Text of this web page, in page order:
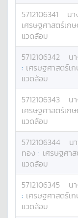
5712106341 นา
เศรษฐศาสตร์เก
แวดล้อม
5712106342 น
: เศรษฐศาสตร์เ
แวดล้อม
5712106343 น
เศรษฐศาสตร์เก
แวดล้อม
5712106344 น
ทอง : เศรษฐศา
แวดล้อม
5712106345 น
: เศรษฐศาสตร์เ
แวดล้อม